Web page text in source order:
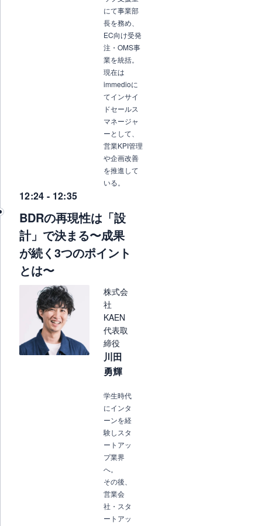
にて事業部
長を務め、
EC向け受発
注・OMS事
業を統括。
現在は
immedioに
てインサイ
ドセールス
マネージャ
ーとして、
営業KPI管理
や企画改善
を推進して
いる。
12:24 - 12:35
BDRの再現性は「設
計」で決まる〜成果
が続く3つのポイント
とは〜
株式会
社
KAEN
代表取
締役
川田
勇輝
学生時代
にインタ
ーンを経
験しスタ
ートアッ
プ業界
へ。
その後、
営業会
社・スタ
ートアッ